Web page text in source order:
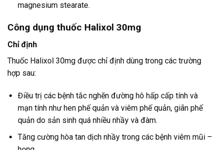
magnesium stearate.
Công dụng thuốc Halixol 30mg
Chỉ định
Thuốc Halixol 30mg được chỉ định dùng trong các trường
hợp sau:
Điều trị các bệnh tắc nghẽn đường hô hấp cấp tính và
mạn tính như hen phế quản và viêm phế quản, giãn phế
quản do sản sinh quá nhiều nhầy và đàm.
Tăng cường hòa tan dịch nhầy trong các bệnh viêm mũi –